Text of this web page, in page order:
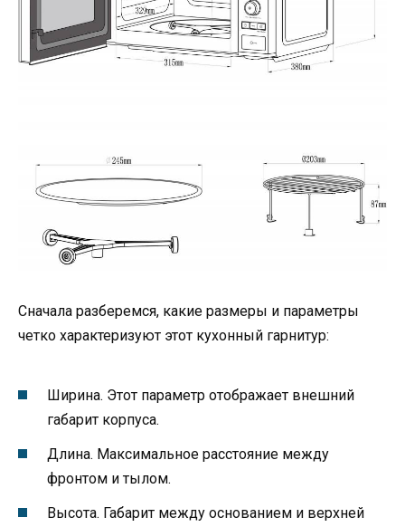
Сначала разберемся, какие размеры и параметры
четко характеризуют этот кухонный гарнитур:
Ширина. Этот параметр отображает внешний
габарит корпуса.
Длина. Максимальное расстояние между
фронтом и тылом.
Высота. Габарит между основанием и верхней